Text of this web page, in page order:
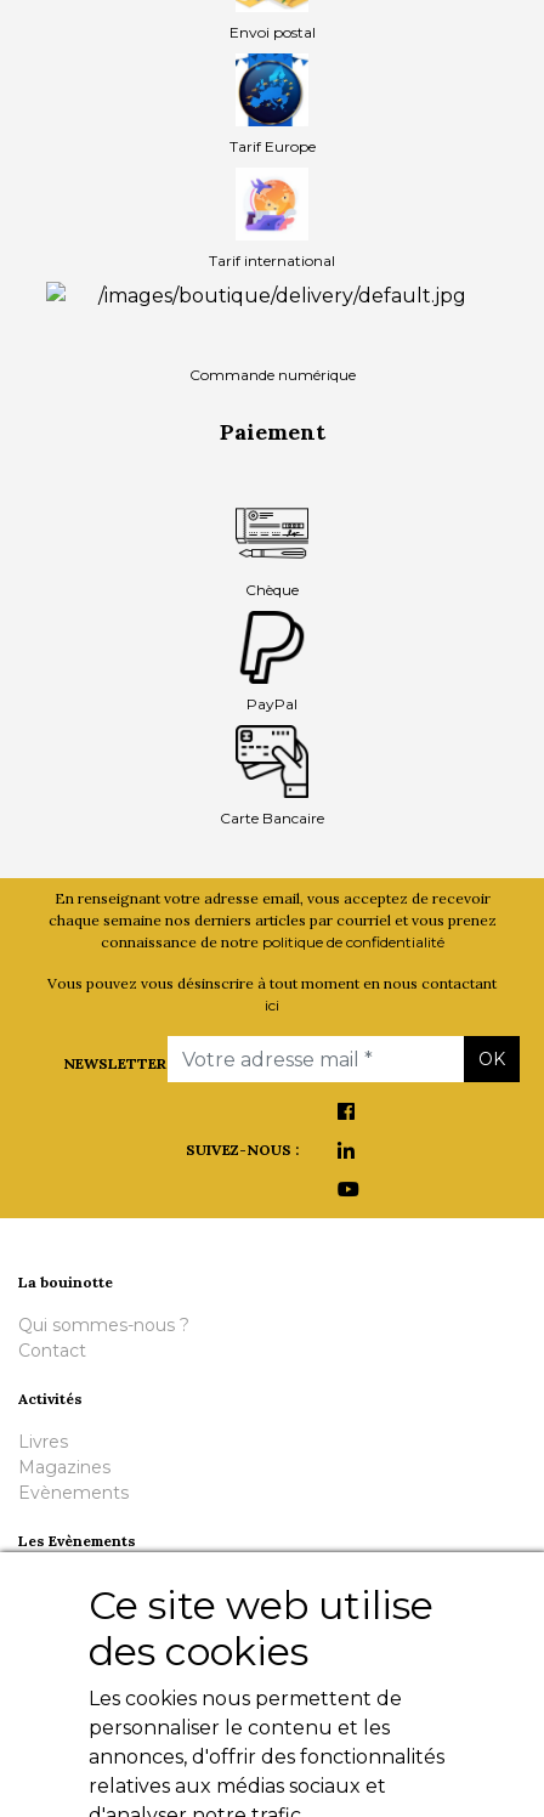
Ce site web utilise
des cookies
Les cookies nous permettent de
personnaliser le contenu et les
annonces, d'offrir des fonctionnalités
relatives aux médias sociaux et
Envoi postal
Tarif Europe
Tarif international
Commande numérique
Paiement
Chèque
PayPal
Carte Bancaire
En renseignant votre adresse email, vous acceptez de recevoir
chaque semaine nos derniers articles par courriel et vous prenez
connaissance de notre politique de confidentialité
Vous pouvez vous désinscrire à tout moment en nous contactant
ici
NEWSLETTER
Email OK
SUIVEZ-NOUS :
La bouinotte
Qui sommes-nous ?
Contact
Activités
Livres
Magazines
Evènements
Les Evènements
Nuit de la Bouinotte
Besoin d'aide ?
Livres numériques
Mentions légales
Conditions générales
Politique de confidentialité